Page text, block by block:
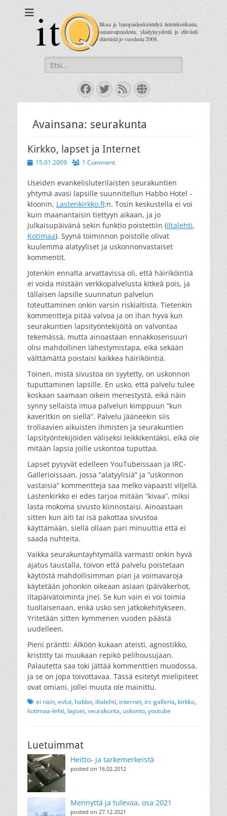
Itkua ja hammastenkiristelyä jo vuodesta 2008.
Search
for:
Facebook
Twitter
FeedWebsite
Avainsana: seurakunta
Kirkko, lapset ja Internet
Posted15.01.2009 1 Comment
Useiden evankelisluterilaisten seurakuntien
yhtymä avasi lapsille suunnitellun Habbo Hotel -
kloonin, Lastenkirkko.fi:n. Tosin keskustella ei voi
kuin maanantaisin tiettyyn aikaan, ja jo
julkaisupäivänä sekin funktio poistettiin (Iltalehti,
Kotimaa). Syynä toiminnon poistolle olivat
kuulemma alatyyliset ja uskonnonvastaiset
kommentit.
Jotenkin ennalta arvattavissa oli, että häiriköintiä
ei voida mistään verkkopalvelusta kitkeä pois, ja
tällaisen lapsille suunnatun palvelun
toteuttaminen onkin varsin riskialtista. Tietenkin
kommentteja pitää valvoa ja on ihan hyvä kun
seurakuntien lapsityöntekijöitä on valvontaa
tekemässä, mutta ainoastaan ennakkosensuuri
olisi mahdollinen lähestymistapa, eikä sekään
välttämättä poistaisi kaikkea häiriköintiä.
Toinen, mistä sivustoa on syytetty, on uskonnon
tuputtaminen lapsille. En usko, että palvelu tulee
koskaan saamaan oikein menestystä, eikä näin
synny sellaista imua palvelun kimppuun ”kun
kaveritkin on siellä”. Palvelu jääneekin siis
trollaavien aikuisten ihmisten ja seurakuntien
lapsityöntekijöiden väliseksi leikkikentäksi, eikä ole
mitään lapsia joille uskontoa tuputtaa.
Lapset pysyvät edelleen YouTubeissaan ja IRC-
Gallerioissaan, jossa ”alatyylisiä” ja ”uskonnon
vastaisia” kommentteja saa melko vapaasti viljellä.
Lastenkirkko ei edes tarjoa mitään ”kivaa”, miksi
lasta mokoma sivusto kiinnostaisi. Ainoastaan
sitten kun äiti tai isä pakottaa sivustoa
käyttämään, siellä ollaan pari minuuttia että ei
saada nuhteita.
Vaikka seurakuntayhtymällä varmasti onkin hyvä
ajatus taustalla, toivon että palvelu poistetaan
käytöstä mahdollisimman pian ja voimavaroja
käytetään johonkin oikeaan asiaan (päiväkerhot,
iltapäivätoiminta jne). Se kun vain ei voi toimia
tuollaisenaan, enkä usko sen jatkokehitykseen.
Yritetään sitten kymmenen vuoden päästä
uudelleen.
Pieni präntti: Älköön kukaan ateisti, agnostikko,
kristitty tai muukaan repikö pelihousujaan.
Palautetta saa toki jättää kommenttien muodossa,
ja se on jopa toivottavaa. Tässä esitetyt mielipiteet
ovat omiani, jollei muuta ole mainittu.
Tagsei näin, evlut, habbo, iltalehti, internet, irc-galleria, kirkko,
kotimaa-lehti, lapset, seurakunta, uskonto, youtube
Luetuimmat
Heitto- ja tarkemerkeistä
posted on 16.02.2012
Mennyttä ja tulevaa, osa 2021
posted on 27.12.2021